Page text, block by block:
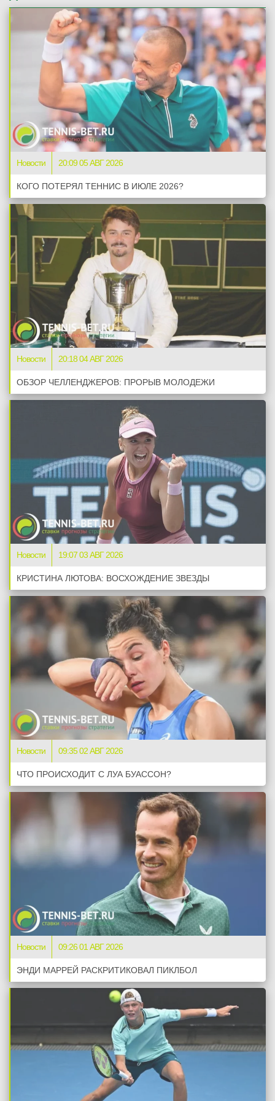
Новости 20:09 05 АВГ 2026
КОГО ПОТЕРЯЛ ТЕННИС В ИЮЛЕ 2026?
Новости 20:18 04 АВГ 2026
ОБЗОР ЧЕЛЛЕНДЖЕРОВ: ПРОРЫВ МОЛОДЕЖИ
Новости 19:07 03 АВГ 2026
КРИСТИНА ЛЮТОВА: ВОСХОЖДЕНИЕ ЗВЕЗДЫ
Новости 09:35 02 АВГ 2026
ЧТО ПРОИСХОДИТ С ЛУА БУАССОН?
Новости 09:26 01 АВГ 2026
ЭНДИ МАРРЕЙ РАСКРИТИКОВАЛ ПИКЛБОЛ